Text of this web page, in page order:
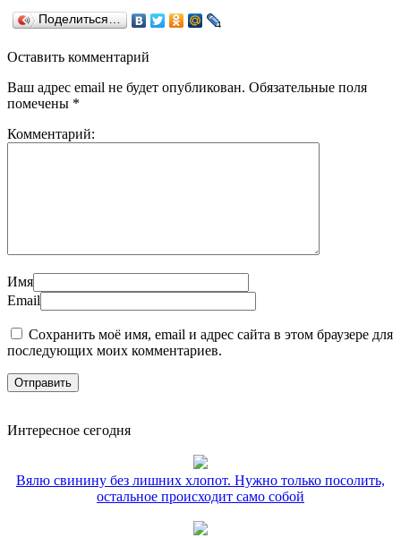
Поделиться…
Оставить комментарий
Ваш адрес email не будет опубликован. Обязательные поля
помечены *
Комментарий:
Имя
Email
Сохранить моё имя, email и адрес сайта в этом браузере для
последующих моих комментариев.
Интересное сегодня
Вялю свинину без лишних хлопот. Нужно только посолить,
остальное происходит само собой